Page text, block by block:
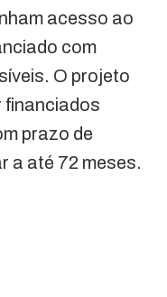
acesso ao
com
O projeto
financiados
prazo de
a até 72 meses.